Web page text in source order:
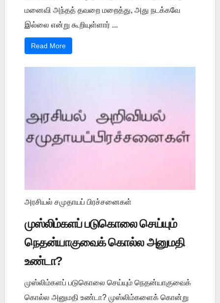
மனைவி அந்தத் தவறை மறைத்து, அது நடக்கவே
இல்லை என்று கூறியுள்ளார் ...
Read More
அரசியல் சமுதாயப் பிரச்சனைகள்
முஸ்லிம்களப் படுகொலை செய்யும்
நெதன்யாகுவைக் கொல்ல அனுமதி
உண்டா?
முஸ்லிம்களப் படுகொலை செய்யும் நெதன்யாகுவைக்
கொல்ல அனுமதி உண்டா? முஸ்லிம்களைக் கொன்று